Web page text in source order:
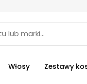
Włosy Zestawy